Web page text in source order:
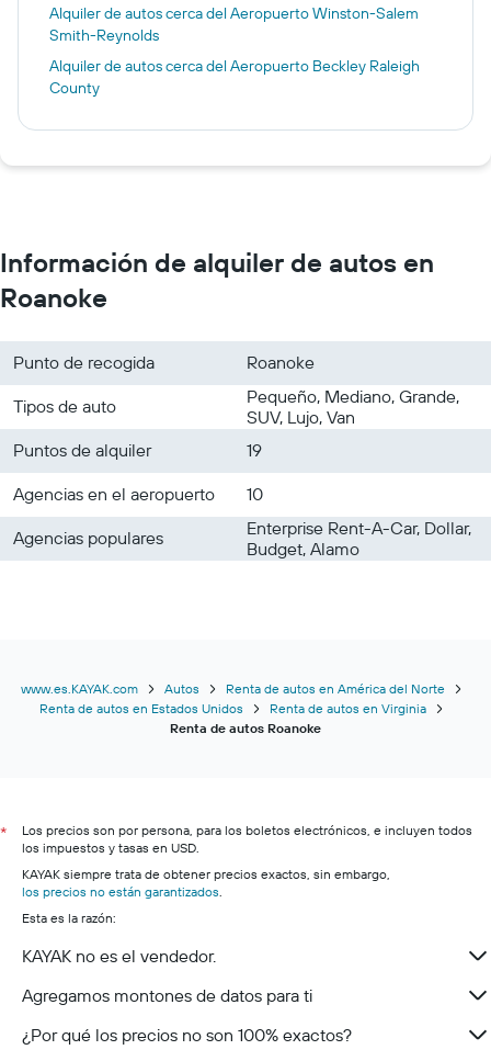
Alquiler de autos cerca del Aeropuerto Winston-Salem
Smith-Reynolds
Alquiler de autos cerca del Aeropuerto Beckley Raleigh
County
Información de alquiler de autos en
Roanoke
Punto de recogida
Roanoke
Tipos de auto
Pequeño, Mediano, Grande,
SUV, Lujo, Van
Puntos de alquiler
19
Agencias en el aeropuerto
10
Agencias populares
Enterprise Rent-A-Car, Dollar,
Budget, Alamo
www.es.KAYAK.com Autos
Renta de autos en América del Norte
Renta de autos en Estados Unidos
Renta de autos en Virginia
Renta de autos Roanoke
*
Los precios son por persona, para los boletos electrónicos, e incluyen todos
los impuestos y tasas en USD.
KAYAK siempre trata de obtener precios exactos, sin embargo,
los precios no están garantizados
Esta es la razón:
KAYAK no es el vendedor.
Agregamos montones de datos para ti
¿Por qué los precios no son 100% exactos?